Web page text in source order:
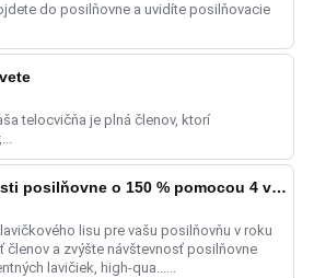
do posilňovne a uvidíte posilňovacie
telocvičňa je plná členov, ktorí
Zvýšenie návštevnosti posilňovne o 150 % pomocou 4 vylepšení lavičkového lisu
lisu pre vašu posilňovňu v roku
členov a zvýšte návštevnosť posilňovne
lavičiek, high-qua......